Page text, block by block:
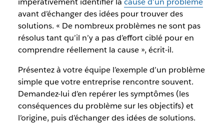
avant d’échanger des idées pour trouver des
solutions. « De nombreux problèmes ne sont pas
résolus tant qu’il n’y a pas d’effort ciblé pour en
comprendre réellement la cause », écrit-il.
Présentez à votre équipe l’exemple d’un problème
simple que votre entreprise rencontre souvent.
Demandez-lui d’en repérer les symptômes (les
conséquences du problème sur les objectifs) et
l’origine, puis d’échanger des idées de solutions.